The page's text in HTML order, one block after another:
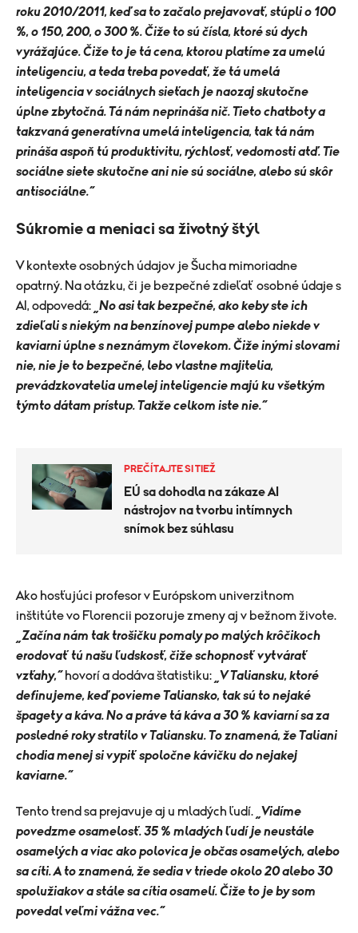
roku 2010/2011, keď sa to začalo prejavovať, stúpli o 100
%, o 150, 200, o 300 %. Čiže to sú čísla, ktoré sú dych
vyrážajúce. Čiže to je tá cena, ktorou platíme za umelú
inteligenciu, a teda treba povedať, že tá umelá
inteligencia v sociálnych sieťach je naozaj skutočne
úplne zbytočná. Tá nám neprináša nič. Tieto chatboty a
takzvaná generatívna umelá inteligencia, tak tá nám
prináša aspoň tú produktivitu, rýchlosť, vedomosti atď. Tie
sociálne siete skutočne ani nie sú sociálne, alebo sú skôr
antisociálne.“
Súkromie a meniaci sa životný štýl
V kontexte osobných údajov je Šucha mimoriadne
opatrný. Na otázku, či je bezpečné zdieľať osobné údaje s
AI, odpovedá:
„No asi tak bezpečné, ako keby ste ich
zdieľali s niekým na benzínovej pumpe alebo niekde v
kaviarni úplne s neznámym človekom. Čiže inými slovami
nie, nie je to bezpečné, lebo vlastne majitelia,
prevádzkovatelia umelej inteligencie majú ku všetkým
týmto dátam prístup. Takže celkom iste nie.“
PREČÍTAJTE SI TIEŽ
EÚ sa dohodla na zákaze AI
nástrojov na tvorbu intímnych
snímok bez súhlasu
Ako hosťujúci profesor v Európskom univerzitnom
inštitúte vo Florencii pozoruje zmeny aj v bežnom živote.
„Začína nám tak trošičku pomaly po malých krôčikoch
erodovať tú našu ľudskosť, čiže schopnosť vytvárať
vzťahy,“ hovorí a dodáva štatistiku:
„V Taliansku, ktoré
definujeme, keď povieme Taliansko, tak sú to nejaké
špagety a káva. No a práve tá káva a 30 % kaviarní sa za
posledné roky stratilo v Taliansku. To znamená, že Taliani
chodia menej si vypiť spoločne kávičku do nejakej
kaviarne.“
Tento trend sa prejavuje aj u mladých ľudí.
„Vidíme
povedzme osamelosť. 35 % mladých ľudí je neustále
osamelých a viac ako polovica je občas osamelých, alebo
sa cíti. A to znamená, že sedia v triede okolo 20 alebo 30
spolužiakov a stále sa cítia osamelí. Čiže to je by som
povedal veľmi vážna vec.“